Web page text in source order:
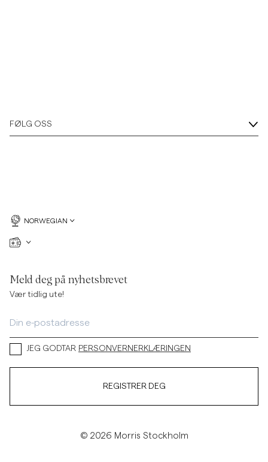
FØLG OSS
NORWEGIAN
Meld deg på nyhetsbrevet
Vær tidlig ute!
JEG GODTAR PERSONVERNERKLÆRINGEN
REGISTRER DEG
© 2026 Morris Stockholm